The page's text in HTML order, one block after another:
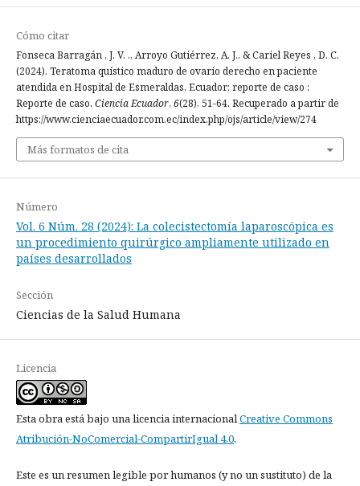
Cómo citar
Fonseca Barragán , J. V. ., Arroyo Gutiérrez, A. J., & Cariel Reyes , D. C.
(2024). Teratoma quístico maduro de ovario derecho en paciente
atendida en Hospital de Esmeraldas, Ecuador; reporte de caso :
Reporte de caso. Ciencia Ecuador, 6(28), 51-64. Recuperado a partir de
https://www.cienciaecuador.com.ec/index.php/ojs/article/view/274
Más formatos de cita
Número
Vol. 6 Núm. 28 (2024): La colecistectomía laparoscópica es
un procedimiento quirúrgico ampliamente utilizado en
países desarrollados
Sección
Ciencias de la Salud Humana
Licencia
Esta obra está bajo una licencia internacional Creative Commons
Atribución-NoComercial-CompartirIgual 4.0.
Este es un resumen legible por humanos (y no un sustituto) de la